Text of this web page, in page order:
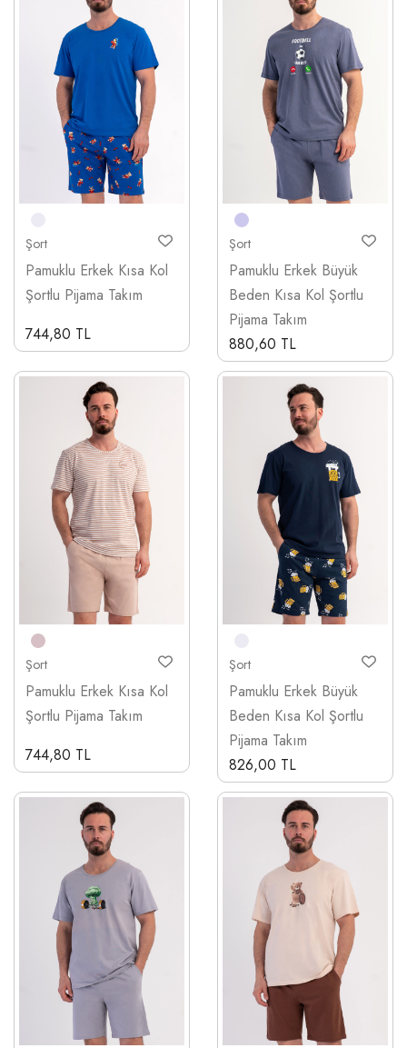
Şort
Pamuklu Erkek Kısa Kol
Şortlu Pijama Takım
744,80 TL
Şort
Pamuklu Erkek Büyük
Beden Kısa Kol Şortlu
Pijama Takım
880,60 TL
Şort
Pamuklu Erkek Kısa Kol
Şortlu Pijama Takım
744,80 TL
Şort
Pamuklu Erkek Büyük
Beden Kısa Kol Şortlu
Pijama Takım
826,00 TL